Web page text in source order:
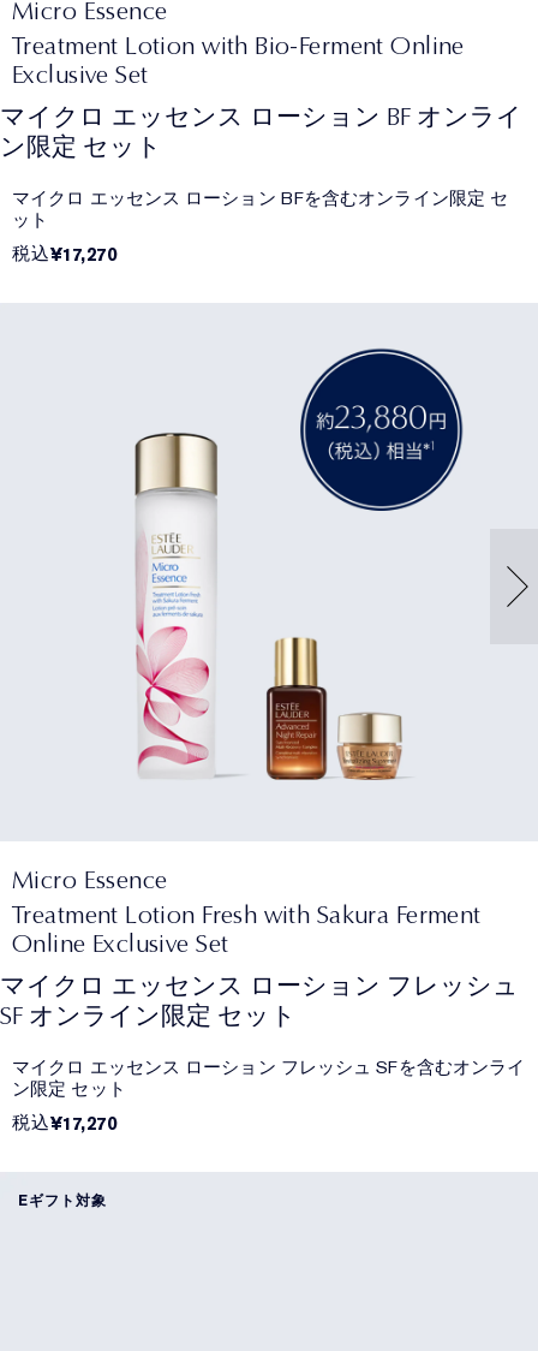
Micro Essence
Treatment Lotion with Bio-Ferment Online
Exclusive Set
マイクロ エッセンス ローション BF オンライ
ン限定 セット
マイクロ エッセンス ローション BFを含むオンライン限定 セ
ット
税込¥17,270
Micro Essence
Treatment Lotion Fresh with Sakura Ferment
Online Exclusive Set
マイクロ エッセンス ローション フレッシュ
SF オンライン限定 セット
マイクロ エッセンス ローション フレッシュ SFを含むオンライ
ン限定 セット
税込¥17,270
Eギフト対象